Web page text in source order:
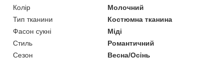
Колір
Молочний
Тип тканини
Костюмна тканина
Фасон сукні
Міді
Стиль
Романтичний
Сезон
Весна/Осінь